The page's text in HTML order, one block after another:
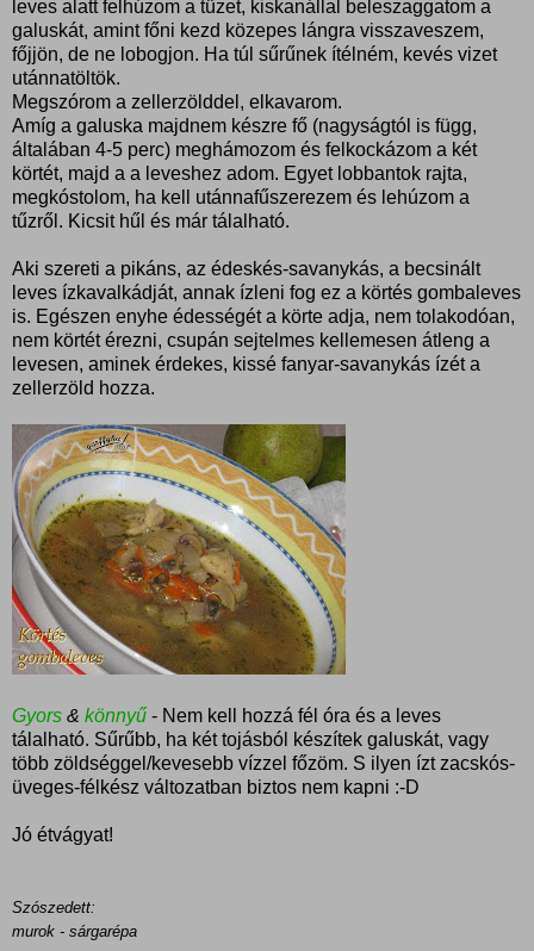
leves alatt felhúzom a tüzet, kiskanállal beleszaggatom a
galuskát, amint főni kezd közepes lángra visszaveszem,
főjjön, de ne lobogjon. Ha túl sűrűnek ítélném, kevés vizet
utánnatöltök.
Megszórom a zellerzölddel, elkavarom.
Amíg a galuska majdnem készre fő (nagyságtól is függ,
általában 4-5 perc) meghámozom és felkockázom a két
körtét, majd a a leveshez adom. Egyet lobbantok rajta,
megkóstolom, ha kell utánnafűszerezem és lehúzom a
tűzről. Kicsit hűl és már tálalható.
Aki szereti a pikáns, az édeskés-savanykás, a becsinált
leves ízkavalkádját, annak ízleni fog ez a körtés gombaleves
is. Egészen enyhe édességét a körte adja, nem tolakodóan,
nem körtét érezni, csupán sejtelmes kellemesen átleng a
levesen, aminek érdekes, kissé fanyar-savanykás ízét a
zellerzöld hozza.
Gyors & könnyű - Nem kell hozzá fél óra és a leves
tálalható. Sűrűbb, ha két tojásból készítek galuskát, vagy
több zöldséggel/kevesebb vízzel főzöm. S ilyen ízt zacskós-
üveges-félkész változatban biztos nem kapni :-D
Jó étvágyat!
Szószedett:
murok - sárgarépa